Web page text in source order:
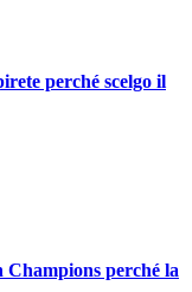
perché scelgo il
perché la